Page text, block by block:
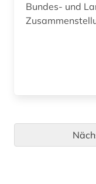
Bundes- und